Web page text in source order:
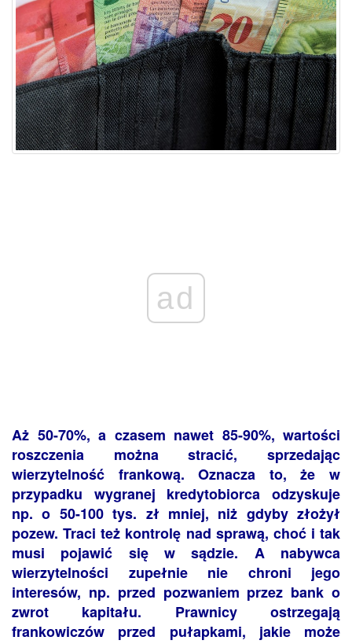
ad
Aż 50-70%, a czasem nawet 85-90%, wartości
roszczenia można stracić, sprzedając
wierzytelność frankową. Oznacza to, że w
przypadku wygranej kredytobiorca odzyskuje
np. o 50-100 tys. zł mniej, niż gdyby złożył
pozew. Traci też kontrolę nad sprawą, choć i tak
musi pojawić się w sądzie. A nabywca
wierzytelności zupełnie nie chroni jego
interesów, np. przed pozwaniem przez bank o
zwrot kapitału. Prawnicy ostrzegają
frankowiczów przed pułapkami, jakie może